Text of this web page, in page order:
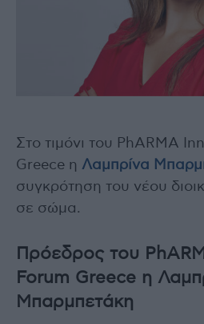
Στο τιμόνι του PhARMA
Greece η Λαμπρίνα
συγκρότηση του νέου
σε σώμα.
Πρόεδρος του
Forum Greece η
Μπαρμπετάκη